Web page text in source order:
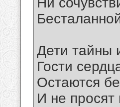
Дети тайны
Гости
Остаются
И не просят